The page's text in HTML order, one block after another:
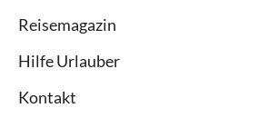
Reisemagazin
Hilfe Urlauber
Kontakt